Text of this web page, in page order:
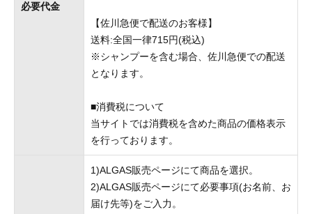
必要代金
【佐川急便で配送のお客様】
送料:全国一律715円(税込)
※シャンプーを含む場合、佐川急便での配送
となります。
■消費税について
当サイトでは消費税を含めた商品の価格表示
を行っております。
1)ALGAS販売ページにて商品を選択。
2)ALGAS販売ページにて必要事項(お名前、お
届け先等)をご入力。